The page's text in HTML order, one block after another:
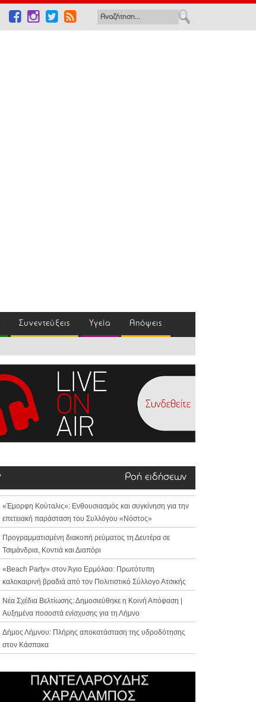
Συνεντεύξεις Υγεία Απόψεις
Ροή ειδήσεων
«Έμορφη Κούταλις»: Ενθουσιασμός και συγκίνηση για την
επετειακή παράσταση του Συλλόγου «Νόστος»
Προγραμματισμένη διακοπή ρεύματος τη Δευτέρα σε
Τσιμάνδρια, Κοντιά και Διαπόρι
«Beach Party» στον Άγιο Ερμόλαο: Πρωτότυπη
καλοκαιρινή βραδιά από τον Πολιτιστικό Σύλλογο Ατσικής
Νέα Σχέδια Βελτίωσης: Δημοσιεύθηκε η Κοινή Απόφαση |
Αυξημένα ποσοστά ενίσχυσης για τη Λήμνο
Δήμος Λήμνου: Πλήρης αποκατάσταση της υδροδότησης
στον Κάσπακα